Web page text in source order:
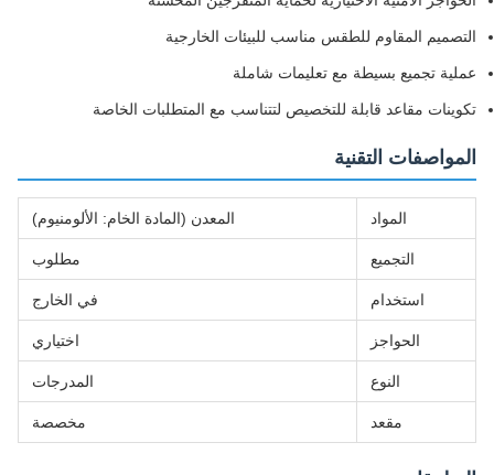
التصميم المقاوم للطقس مناسب للبيئات الخارجية
عملية تجميع بسيطة مع تعليمات شاملة
تكوينات مقاعد قابلة للتخصيص لتتناسب مع المتطلبات الخاصة
المواصفات التقنية
المواد المعدن (المادة الخام: الألومنيوم)
التجميع مطلوب
استخدام في الخارج
الحواجز اختياري
النوع المدرجات
مقعد مخصصة